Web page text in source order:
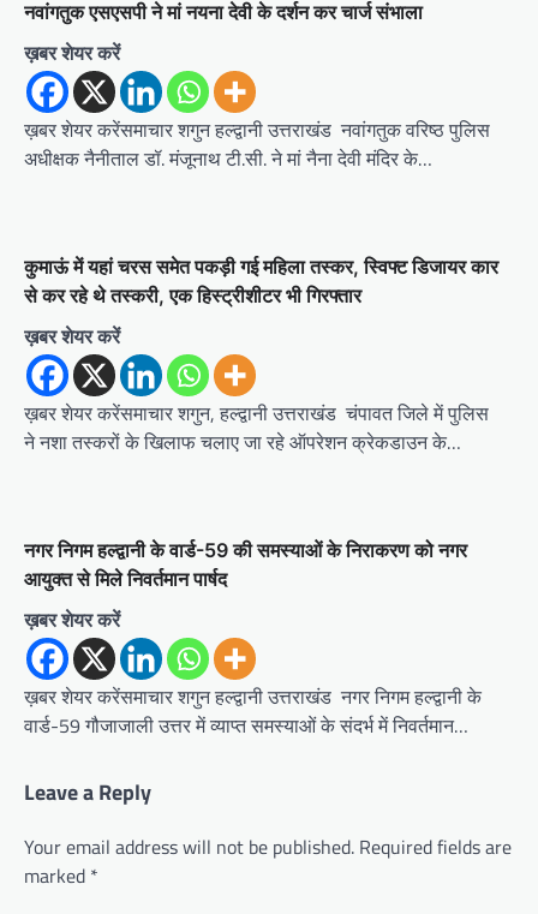
नवांगतुक एसएसपी ने मां नयना देवी के दर्शन कर चार्ज संभाला
ख़बर शेयर करें
ख़बर शेयर करेंसमाचार शगुन हल्द्वानी उत्तराखंड नवांगतुक वरिष्ठ पुलिस
अधीक्षक नैनीताल डॉ. मंजूनाथ टी.सी. ने मां नैना देवी मंदिर के…
कुमाऊं में यहां चरस समेत पकड़ी गई महिला तस्कर, स्विफ्ट डिजायर कार
से कर रहे थे तस्करी, एक हिस्ट्रीशीटर भी गिरफ्तार
ख़बर शेयर करें
ख़बर शेयर करेंसमाचार शगुन, हल्द्वानी उत्तराखंड चंपावत जिले में पुलिस
ने नशा तस्करों के खिलाफ चलाए जा रहे ऑपरेशन क्रेकडाउन के…
नगर निगम हल्द्वानी के वार्ड-59 की समस्याओं के निराकरण को नगर
आयुक्त से मिले निवर्तमान पार्षद
ख़बर शेयर करें
ख़बर शेयर करेंसमाचार शगुन हल्द्वानी उत्तराखंड नगर निगम हल्द्वानी के
वार्ड-59 गौजाजाली उत्तर में व्याप्त समस्याओं के संदर्भ में निवर्तमान…
Leave a Reply
Your email address will not be published. Required fields are
marked *